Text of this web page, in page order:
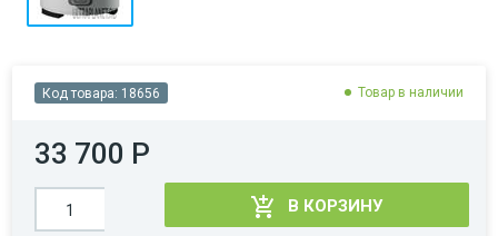
Код товара: 18656 Товар в наличии
33 700 Р
В КОРЗИНУ